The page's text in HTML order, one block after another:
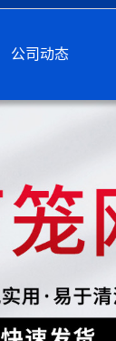
公司动态